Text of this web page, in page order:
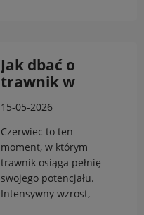
zdrowy wygląd. I
właśnie o objawach
niedoborów
odżywczych trawnika
piszemy w tym
artykule. Serdecznie
zapraszamy do
lektury.
jednocześnie
wpływając na wygląd
ogrodu oraz komfort
w tym artykule
odpowiadamy na
tytułowe pytanie, kiedy
warto zainwestować i
kupić kosiarkę
Jak dbać o
trawnik w
czerwcu?
15-05-2026
Czerwiec to ten
moment, w którym
trawnik osiąga pełnię
swojego potencjału.
Intensywny wzrost,